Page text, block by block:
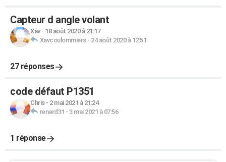
Capteur d angle volant
Xav- 18 août 2020 à 21:17
Xavcoulommiers- 24 août 2020 à 12:51
27 réponses
code défaut P1351
Chris- 2 mai 2021 à 21:24
renard31 - 3 mai 2021 à 07:56
1 réponse